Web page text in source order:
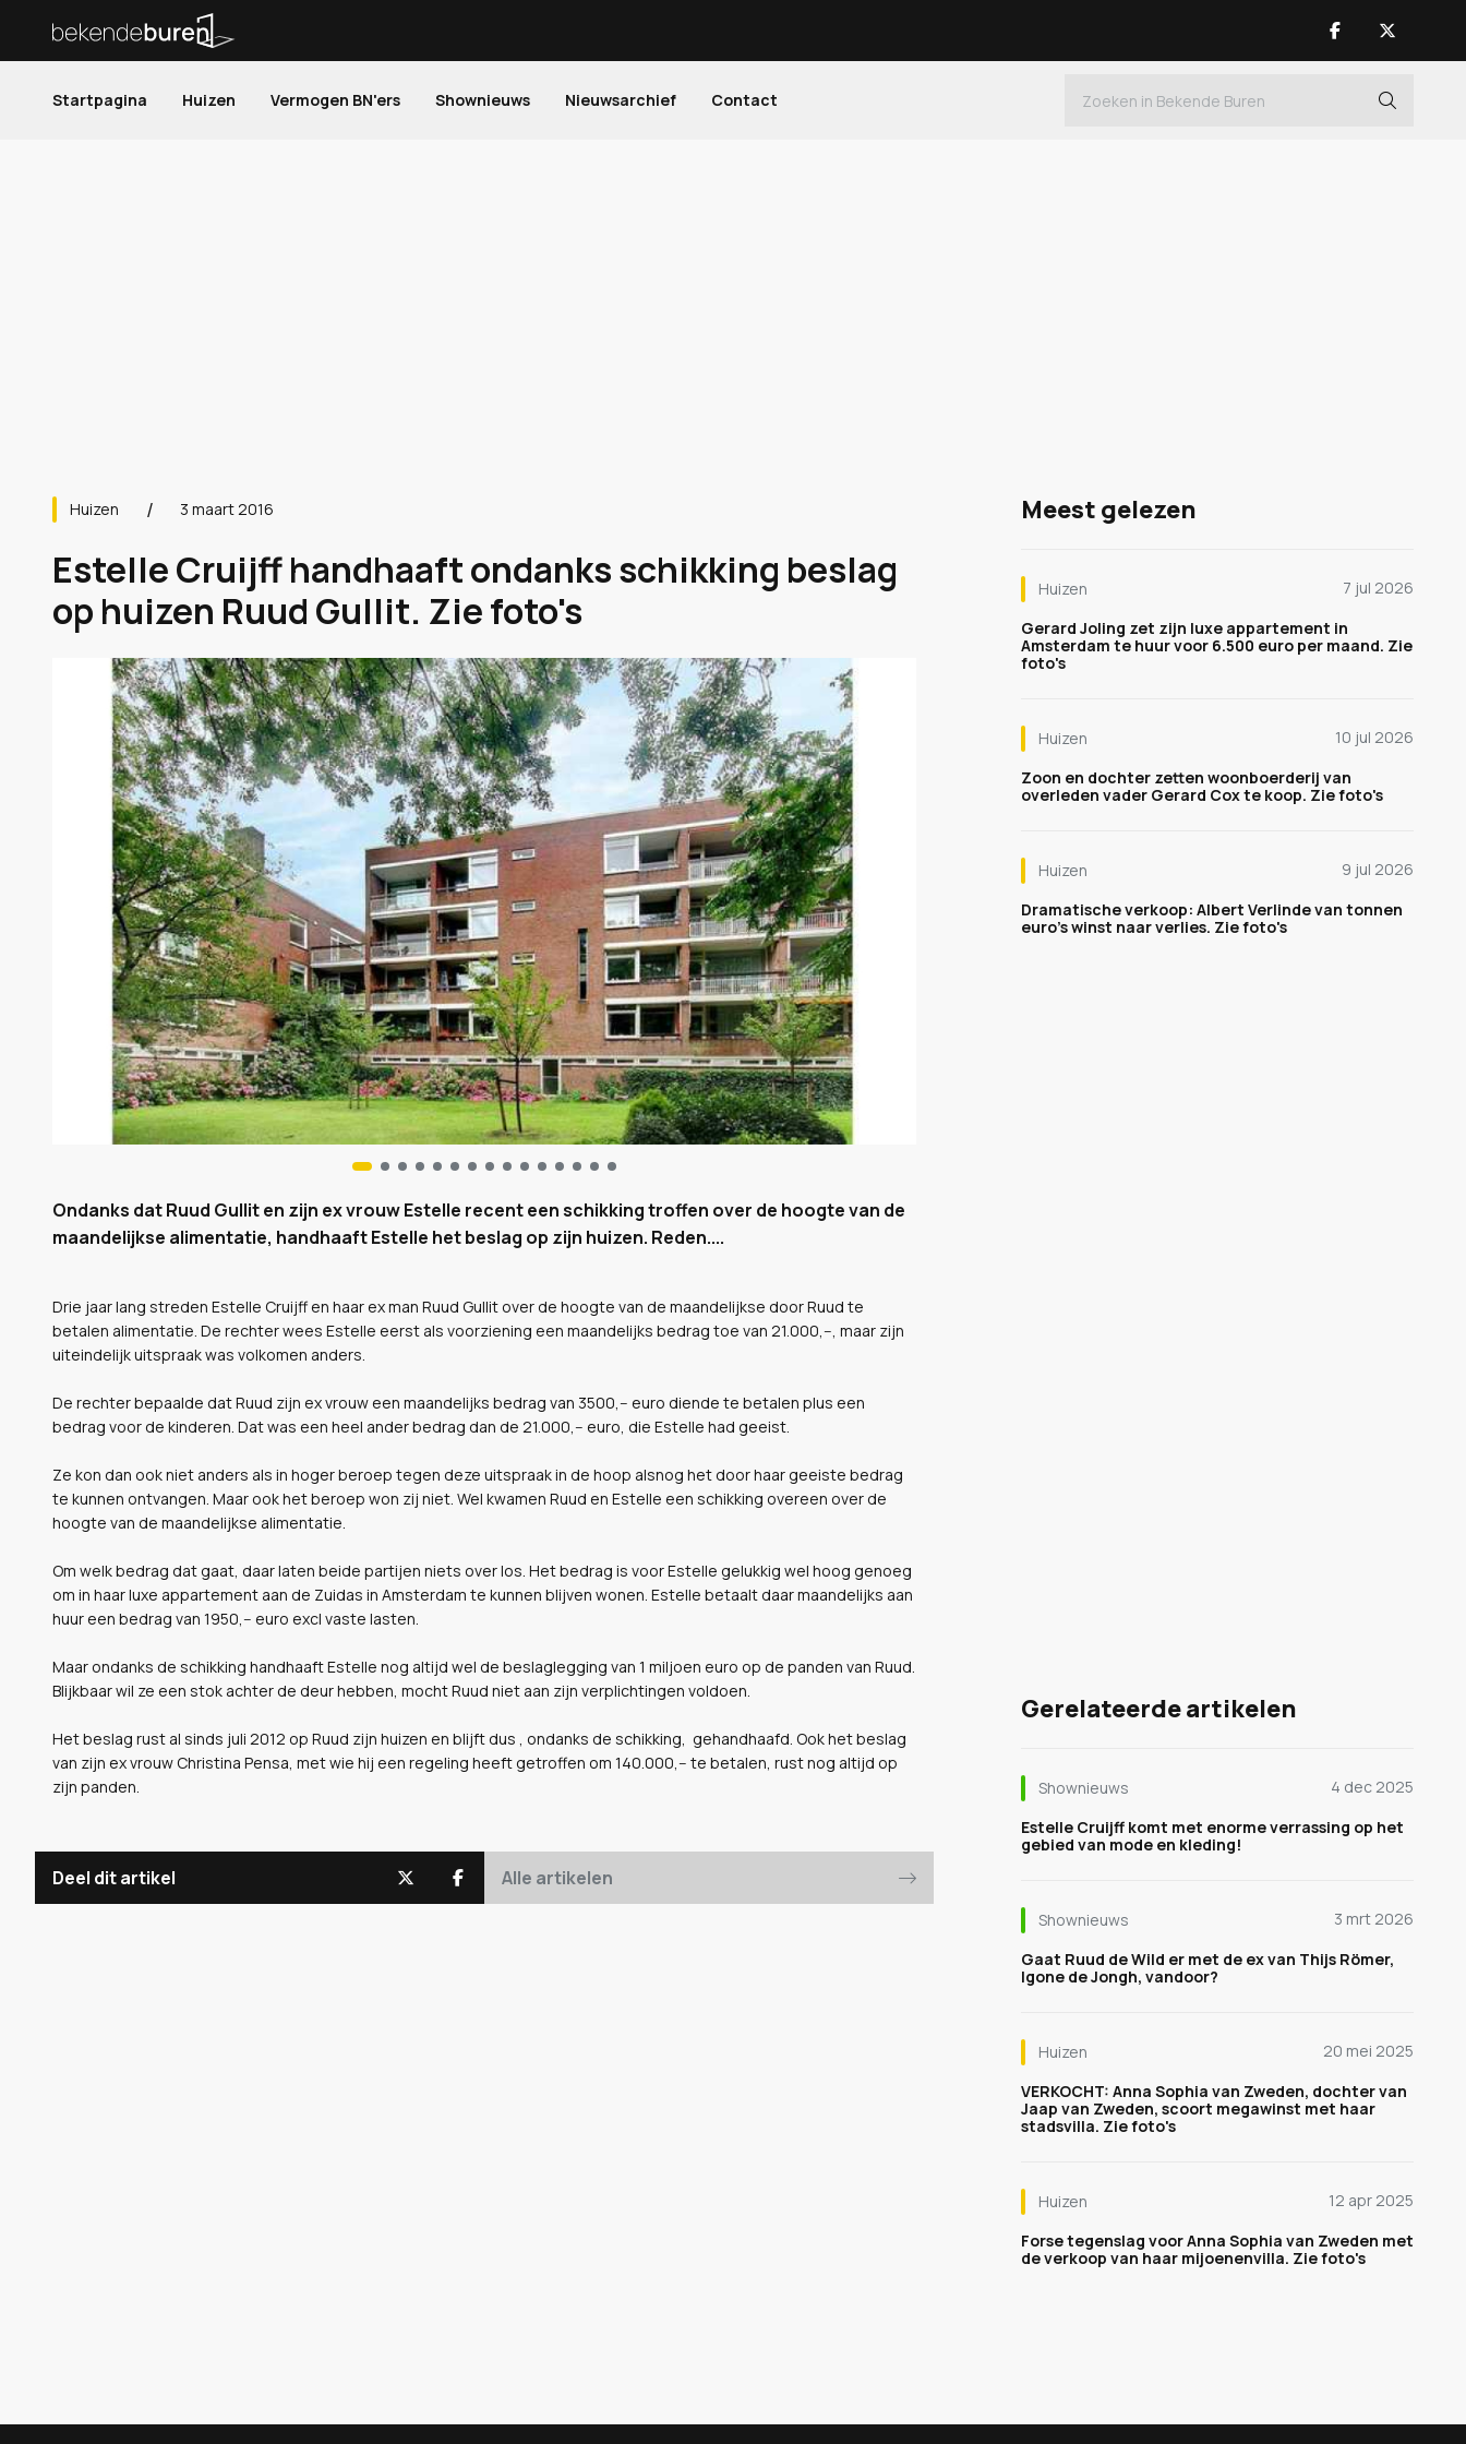
Startpagina Huizen Vermogen BN'ers Shownieuws Nieuwsarchief Contact
Huizen 3 maart 2016
Estelle Cruijff handhaaft ondanks schikking beslag
op huizen Ruud Gullit. Zie foto's
Ondanks dat Ruud Gullit en zijn ex vrouw Estelle recent een schikking troffen over de hoogte van de
maandelijkse alimentatie, handhaaft Estelle het beslag op zijn huizen. Reden....
Drie jaar lang streden Estelle Cruijff en haar ex man Ruud Gullit over de hoogte van de maandelijkse door Ruud te
betalen alimentatie. De rechter wees Estelle eerst als voorziening een maandelijks bedrag toe van 21.000,--, maar zijn
uiteindelijk uitspraak was volkomen anders.
De rechter bepaalde dat Ruud zijn ex vrouw een maandelijks bedrag van 3500,-- euro diende te betalen plus een
bedrag voor de kinderen. Dat was een heel ander bedrag dan de 21.000,-- euro, die Estelle had geeist.
Ze kon dan ook niet anders als in hoger beroep tegen deze uitspraak in de hoop alsnog het door haar geeiste bedrag
te kunnen ontvangen. Maar ook het beroep won zij niet. Wel kwamen Ruud en Estelle een schikking overeen over de
hoogte van de maandelijkse alimentatie.
Om welk bedrag dat gaat, daar laten beide partijen niets over los. Het bedrag is voor Estelle gelukkig wel hoog genoeg
om in haar luxe appartement aan de Zuidas in Amsterdam te kunnen blijven wonen. Estelle betaalt daar maandelijks aan
huur een bedrag van 1950,-- euro excl vaste lasten.
Maar ondanks de schikking handhaaft Estelle nog altijd wel de beslaglegging van 1 miljoen euro op de panden van Ruud.
Blijkbaar wil ze een stok achter de deur hebben, mocht Ruud niet aan zijn verplichtingen voldoen.
Het beslag rust al sinds juli 2012 op Ruud zijn huizen en blijft dus , ondanks de schikking, gehandhaafd. Ook het beslag
van zijn ex vrouw Christina Pensa, met wie hij een regeling heeft getroffen om 140.000,-- te betalen, rust nog altijd op
zijn panden.
Deel dit artikel Alle artikelen
Meest gelezen
Huizen
7 jul 2026
Gerard Joling zet zijn luxe appartement in
Amsterdam te huur voor 6.500 euro per maand. Zie
foto's
Huizen
10 jul 2026
Zoon en dochter zetten woonboerderij van
overleden vader Gerard Cox te koop. Zie foto's
Huizen
9 jul 2026
Dramatische verkoop: Albert Verlinde van tonnen
euro's winst naar verlies. Zie foto's
Gerelateerde artikelen
Shownieuws
4 dec 2025
Estelle Cruijff komt met enorme verrassing op het
gebied van mode en kleding!
Shownieuws
3 mrt 2026
Gaat Ruud de Wild er met de ex van Thijs Römer,
Igone de Jongh, vandoor?
Huizen
20 mei 2025
VERKOCHT: Anna Sophia van Zweden, dochter van
Jaap van Zweden, scoort megawinst met haar
stadsvilla. Zie foto's
Huizen
12 apr 2025
Forse tegenslag voor Anna Sophia van Zweden met
de verkoop van haar mijoenenvilla. Zie foto's